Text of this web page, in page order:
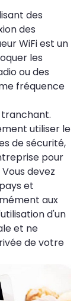
des
des
WiFi est un
les
ou des
fréquence
tranchant.
utiliser le
de sécurité,
pour
devez
et
aux
d'un
et ne
de votre